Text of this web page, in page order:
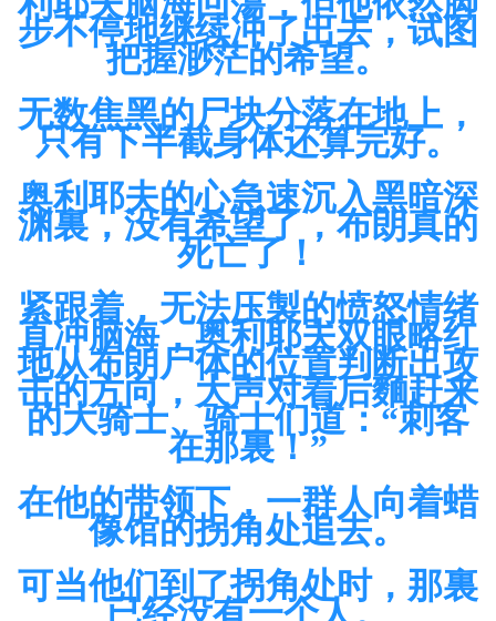
步不停地继续冲了出去，试图
把握渺茫的希望。
无数焦黑的尸块分落在地上，
只有下半截身体还算完好。
奥利耶夫的心急速沉入黑暗深
渊裏，没有希望了，布朗真的
死亡了！
紧跟着，无法压製的愤怒情绪
直冲脑海，奥利耶夫双眼略红
地从布朗尸体的位置判断出攻
击的方向，大声对着后麵赶来
的大骑士、骑士们道：“刺客
在那裏！”
在他的带领下，一群人向着蜡
像馆的拐角处追去。
可当他们到了拐角处时，那裏